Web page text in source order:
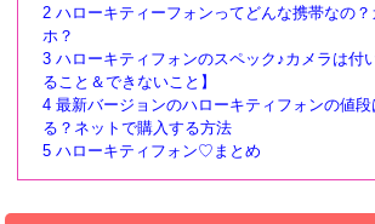
2 ハローキティーフォンってどんな携帯なの
ホ？
3 ハローキティフォンのスペック♪カメラは
ること＆できないこと】
4 最新バージョンのハローキティフォンの値段
る？ネットで購入する方法
5 ハローキティフォン♡まとめ